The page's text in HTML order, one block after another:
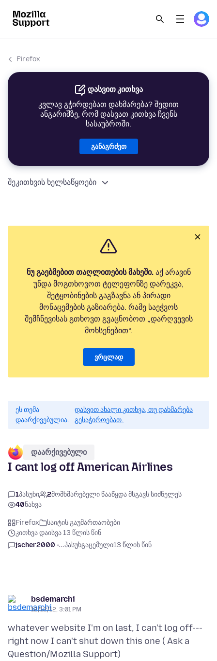
Firefox
დასვით კითხვა
კვლავ გჭირდებათ დახმარება? შედით
ანგარიშზე, რომ დასვათ კითხვა ჩვენს
სასაუბროში.
განაგრძეთ
შეკითხვის ხელსაწყოები
ნუ გაებმებით თაღლითების მახეში.აქ არავინ
უნდა მოგთხოვოთ ტელეფონზე დარეკვა,
შეტყობინების გაგზავნა ან პირადი
მონაცემების გაზიარება. რამე საეჭვოს
შემჩნევისას გთხოვთ გვაცნობოთ „დარღვევის
მოხსენებით“.
ვრცლად
ეს თემა
დაარქივებულია.
დასვით ახალი კითხვა, თუ დახმარება
გესაჭიროებათ.
დაარქივებული
I cant log off American Airlines
1პასუხი 2მომხმარებელი წააწყდა მსგავს სიძნელეს
40ნახვა
Firefox
საიტის გაუმართაობები
კითხვა დაისვა 13 წლის წინ
jscher2000 -...პასუხგაცემული13 წლის წინ
bsdemarchi
12/12/12, 3:01 PM
whatever website I'm on last, I can't log off---
right now I can't shut down this one ( Ask a